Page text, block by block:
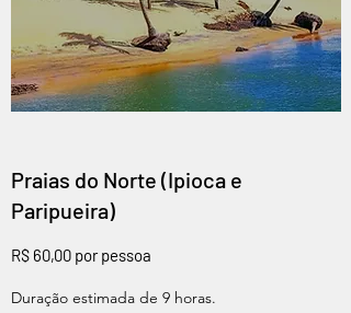
Praias do Norte (Ipioca e
Paripueira)
R$ 60,00 por pessoa
Duração estimada de 9 horas.